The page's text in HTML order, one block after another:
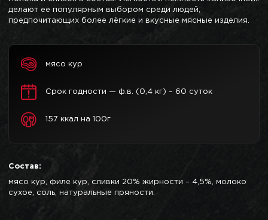
делают ее популярным выбором среди людей,
предпочитающих более лёгкие и вкусные мясные изделия.
мясо кур
Срок годности — ф.в. (0,4 кг) – 60 суток
157 ккал на 100г
Состав:
мясо кур, филе кур, сливки 20% жирности – 4,5%, молоко
сухое, соль, натуральные пряности.